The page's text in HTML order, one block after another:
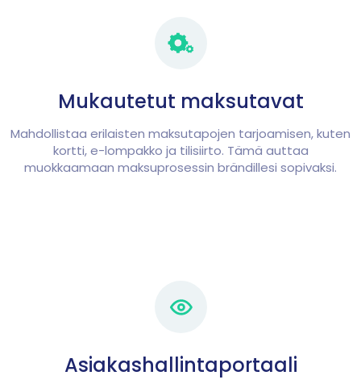
Mukautetut maksutavat
Mahdollistaa erilaisten maksutapojen tarjoamisen, kuten
kortti, e-lompakko ja tilisiirto. Tämä auttaa
muokkaamaan maksuprosessin brändillesi sopivaksi.
Asiakashallintaportaali